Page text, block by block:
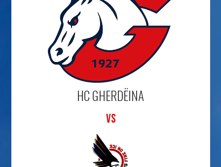
HC GHERDËINA
VS